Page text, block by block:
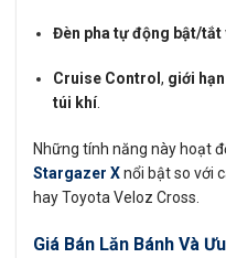
Đèn pha tự động bật/tắt
Cruise Control, giới
túi khí.
Những tính năng này hoạt
Stargazer Xnổi bật so với
hay Toyota Veloz Cross.
Giá Bán Lăn Bánh Và